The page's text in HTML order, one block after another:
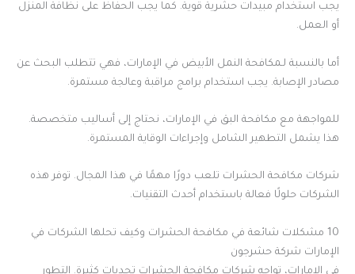
يجب استخدام مبيدات حشرية قوية. كما يجب الحفاظ على نظافة المنزل
أو العمل.
أما بالنسبة لـمكافحة النمل الأبيض في الإمارات، فهي تتطلب البحث عن
مصادر الإصابة. يجب استخدام برامج مراقبة وعالجة مستمرة.
للمواجهة مع مكافحة البق في الإمارات، نحتاج إلى أساليب متخصصة.
هذا يشمل التطهير الشامل وإجراءات الوقاية المستمرة.
شركات مكافحة الحشرات تلعب دورًا مهمًا في هذا المجال. توفر هذه
الشركات حلولًا فعالة باستخدام أحدث التقنيات.
10 مشكلات شائعة في مكافحة الحشرات وكيف تحلها الشركات في
الإمارات شركة حشرجون
في الإمارات، تواجه شركات مكافحة الحشرات تحديات كثيرة. التطور